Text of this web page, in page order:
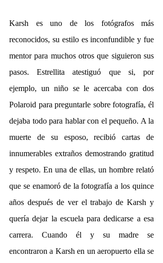
Karsh es uno de los fotógrafos más
reconocidos, su estilo es inconfundible y fue
mentor para muchos otros que siguieron sus
pasos. Estrellita atestiguó que si, por
ejemplo, un niño se le acercaba con dos
Polaroid para preguntarle sobre fotografía, él
dejaba todo para hablar con el pequeño. A la
muerte de su esposo, recibió cartas de
innumerables extraños demostrando gratitud
y respeto. En una de ellas, un hombre relató
que se enamoró de la fotografía a los quince
años después de ver el trabajo de Karsh y
quería dejar la escuela para dedicarse a esa
carrera. Cuando él y su madre se
encontraron a Karsh en un aeropuerto ella se